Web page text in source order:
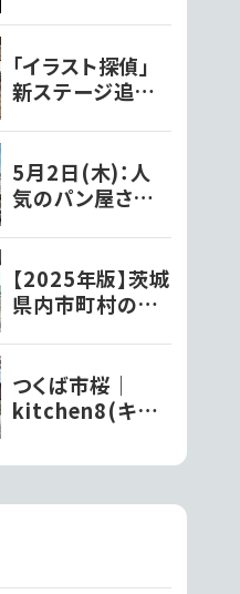
焼き屋』
「イラスト探偵」
新ステージ追加！
720問で推理力
を試そう
5月2日(木)：人
気のパン屋さん
る笠原店』として
水戸市笠原にオ
ープン!!
【2025年版】茨城
県内市町村の観
介！
つくば市桜｜
kitchen8(キッ
ープン!!